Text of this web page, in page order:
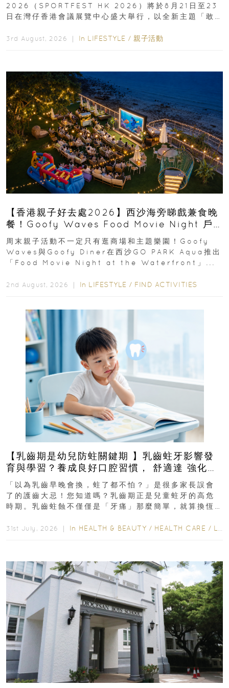
2026（SPORTFEST HK 2026）將於8月21日至23
日在灣仔香港會議展覽中心盛大舉行，以全新主題「敢
3rd August, 2026 ｜ In LIFESTYLE / 親子活動
【香港親子好去處2026】西沙海旁睇戲兼食晚
餐！Goofy Waves Food Movie Night 戶
外影院逢週末登場
周末親子活動不一定只有逛商場和主題樂園！Goofy
Waves與Goofy Diner在西沙GO PARK Aqua推出
「Food Movie Night at the Waterfront」...
2nd August, 2026 ｜ In LIFESTYLE / FIND ACTIVITIES
【乳齒期是幼兒防蛀關鍵期 】乳齒蛀牙影響發
育與學習？養成良好口腔習慣， 舒適達 強化琺
瑯質 兒童牙膏防護指南
「以為乳齒早晚會換，蛀了都不怕？」是很多家長誤會
了的護齒大忌！您知道嗎？乳齒期正是兒童蛀牙的高危
時期。乳齒蛀蝕不僅僅是「牙痛」那麼簡單，就算換恆
31st July, 2026 ｜ In HEALTH & BEAUTY / HEALTH CARE / LIFESTYLE